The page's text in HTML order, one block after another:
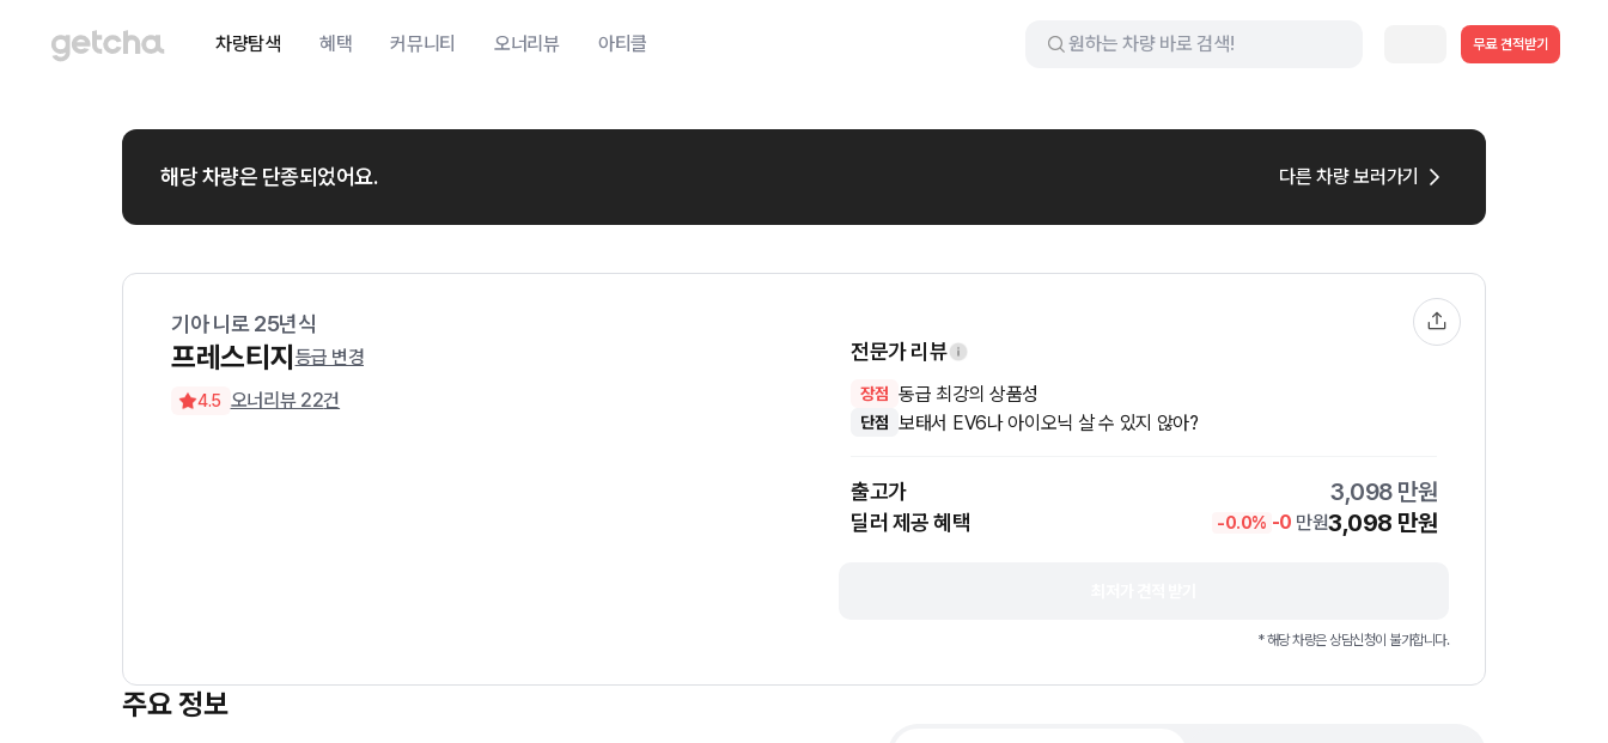
차량탐색 혜택 커뮤니티 오너리뷰 아티클 무료 견적받기
해당 차량은 단종되었어요. 다른 차량 보러가기
기아 니로 25년식
프레스티지등급 변경
4.5 오너리뷰 22건
전문가 리뷰
장점 동급 최강의 상품성
단점 보태서 EV6나 아이오닉 살 수 있지 않아?
출고가 3,098 만원
딜러 제공 혜택 -0.0% -0 만원3,098 만원
* 해당 차량은 상담신청이 불가합니다.
주요 정보